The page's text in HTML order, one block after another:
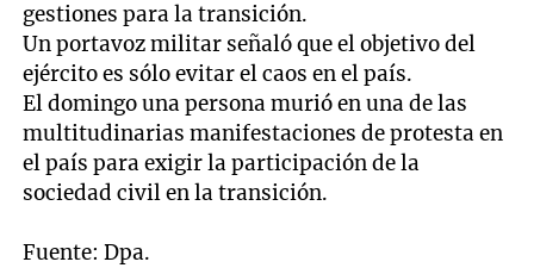
gestiones para la transición.
Un portavoz militar señaló que el objetivo del
ejército es sólo evitar el caos en el país.
El domingo una persona murió en una de las
multitudinarias manifestaciones de protesta en
el país para exigir la participación de la
sociedad civil en la transición.
Fuente: Dpa.